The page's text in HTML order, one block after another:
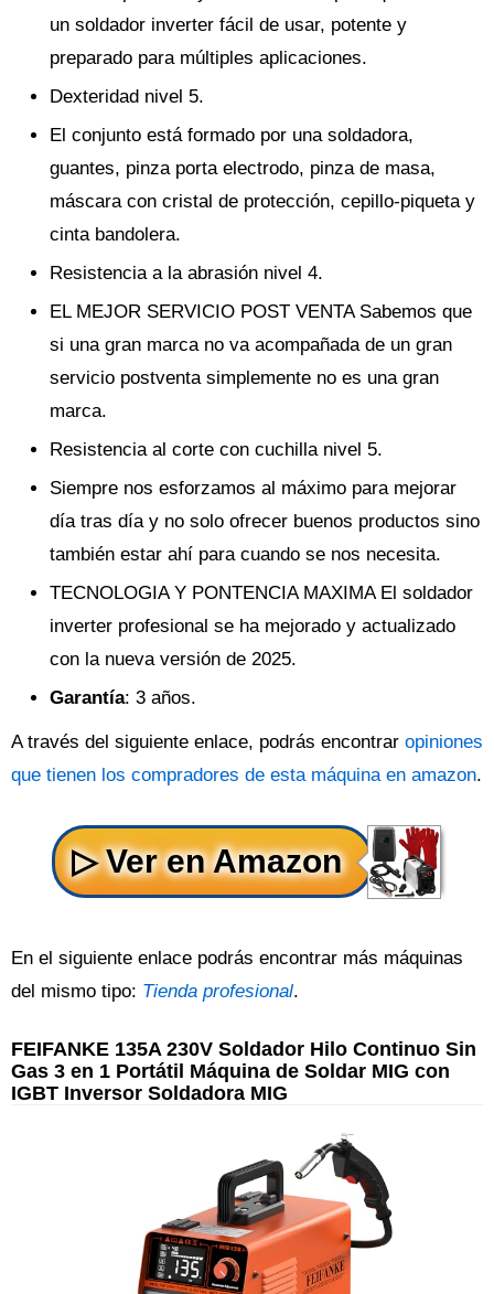
un soldador inverter fácil de usar, potente y
preparado para múltiples aplicaciones.
Dexteridad nivel 5.
El conjunto está formado por una soldadora,
guantes, pinza porta electrodo, pinza de masa,
máscara con cristal de protección, cepillo-piqueta y
cinta bandolera.
Resistencia a la abrasión nivel 4.
EL MEJOR SERVICIO POST VENTA Sabemos que
si una gran marca no va acompañada de un gran
servicio postventa simplemente no es una gran
marca.
Resistencia al corte con cuchilla nivel 5.
Siempre nos esforzamos al máximo para mejorar
día tras día y no solo ofrecer buenos productos sino
también estar ahí para cuando se nos necesita.
TECNOLOGIA Y PONTENCIA MAXIMA El soldador
inverter profesional se ha mejorado y actualizado
con la nueva versión de 2025.
Garantía: 3 años.
A través del siguiente enlace, podrás encontrar opiniones
que tienen los compradores de esta máquina en amazon.
En el siguiente enlace podrás encontrar más máquinas
del mismo tipo: Tienda profesional.
FEIFANKE 135A 230V Soldador Hilo Continuo Sin
Gas 3 en 1 Portátil Máquina de Soldar MIG con
IGBT Inversor Soldadora MIG